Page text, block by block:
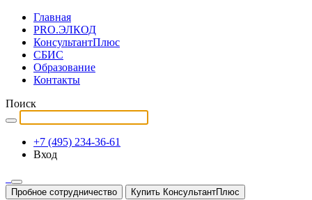
Главная
PRO.ЭЛКОД
КонсультантПлюс
СБИС
Образование
Контакты
Поиск
+7 (495) 234-36-61
Вход
Пробное сотрудничество Купить КонсультантПлюс